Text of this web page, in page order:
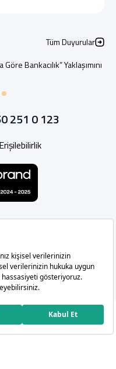
Tüm Duyurular
Ana Sponsoru Oldu
251 0 123
Erişilebilirlik
Bankası A.Ş.